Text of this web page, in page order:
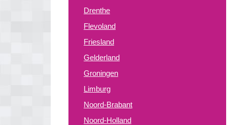
Drenthe
Flevoland
Friesland
Gelderland
Groningen
Limburg
Noord-Brabant
Noord-Holland